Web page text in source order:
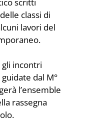
classi di
lavori del
incontri
dal M°
l’ensemble
rassegna